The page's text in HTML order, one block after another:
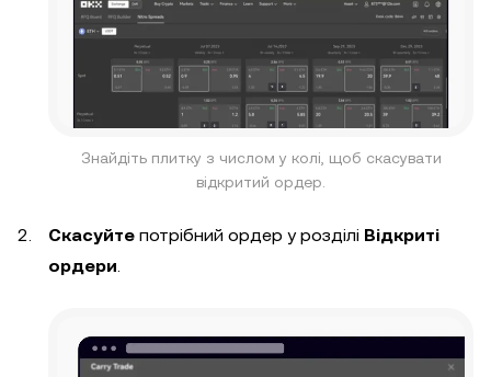
Знайдіть плитку з числом у колі, щоб скасувати
відкритий ордер.
Скасуйте потрібний ордер у розділі Відкриті
ордери